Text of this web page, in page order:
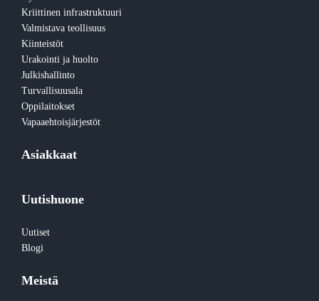
Kriittinen infrastruktuuri
Valmistava teollisuus
Kiinteistöt
Urakointi ja huolto
Julkishallinto
Turvallisuusala
Oppilaitokset
Vapaaehtoisjärjestöt
Asiakkaat
Uutishuone
Uutiset
Blogi
Meistä